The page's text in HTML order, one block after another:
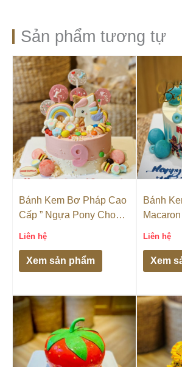
Sản phẩm tương tự
Bánh Kem Bơ Pháp Cao
Cấp ” Ngựa Pony Cho
Liên hệ
Xem sản phẩm
Bánh
Liên hệ
Xem